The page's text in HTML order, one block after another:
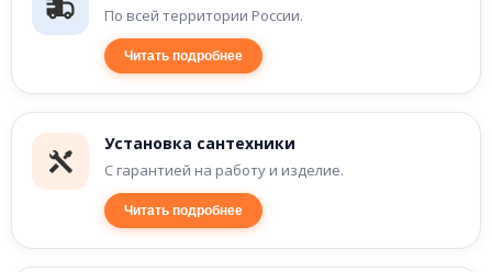
По всей территории России.
Читать подробнее
Установка сантехники
С гарантией на работу и изделие.
Читать подробнее